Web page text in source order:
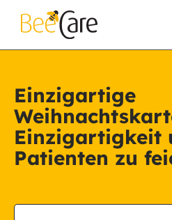
Einzigartige
Einzigartigkeit
Patienten zu